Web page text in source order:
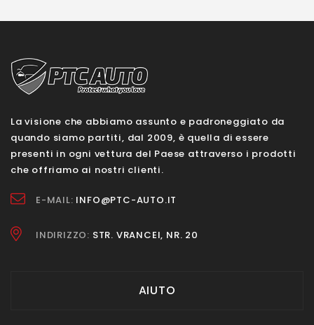
La visione che abbiamo assunto e padroneggiato da
quando siamo partiti, dal 2009, è quella di essere
presenti in ogni vettura del Paese attraverso i prodotti
che offriamo ai nostri clienti.
E-MAIL: INFO@PTC-AUTO.IT
INDIRIZZO: STR. VRANCEI, NR. 20
AIUTO